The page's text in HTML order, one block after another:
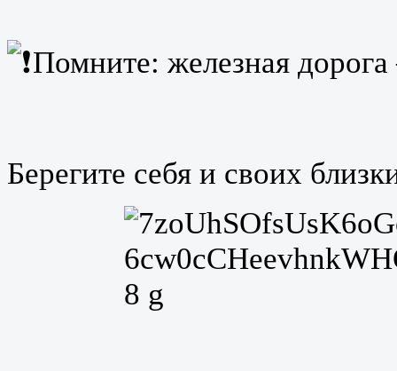
Помните: железная
Берегите себя и своих